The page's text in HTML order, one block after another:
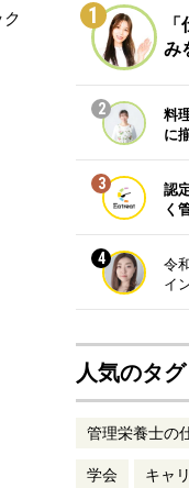
1
み
2
料
に
3
認
く
4
令
イ
人気のタグ
管理栄養士の
学会 キャ